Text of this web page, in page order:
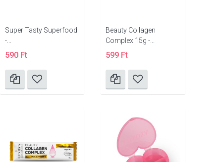
Super Tasty Superfood
-...
590 Ft
Beauty Collagen
Complex 15g -...
599 Ft